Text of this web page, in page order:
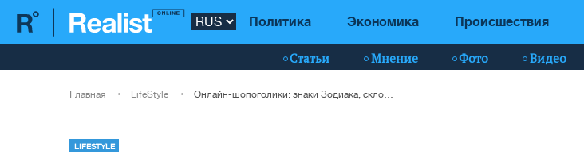
Политика Экономика Происшествия
Статьи Мнение Фото Видео
Главная LifeStyle
LIFESTYLE